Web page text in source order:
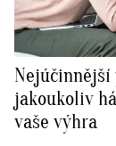
jakoukoliv
vaše výhra